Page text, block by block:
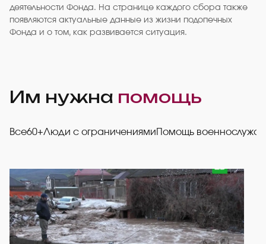
деятельности Фонда. На странице каждого сбора также
появляются актуальные данные из жизни подопечных
Фонда и о том, как развивается ситуация.
Им нужна помощь
Все60+Люди с ограничениями Помощь